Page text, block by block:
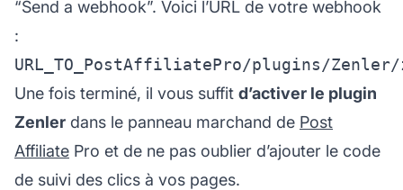
“Send a webhook”. Voici l’URL de votre webhook
:
URL_TO_PostAffiliatePro/plugins/
Une fois terminé, il vous suffit d’activer le plugin
Zenler dans le panneau marchand de Post
Affiliate Pro et de ne pas oublier d’ajouter le code
de suivi des clics à vos pages.